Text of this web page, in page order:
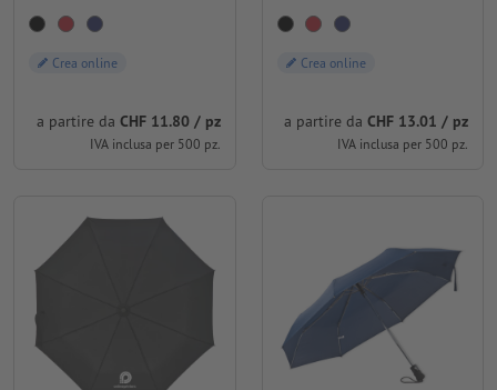
Crea online
a partire da CHF 11.80 / pz
IVA inclusa per 500 pz.
Crea online
a partire da CHF 13.01 / pz
IVA inclusa per 500 pz.